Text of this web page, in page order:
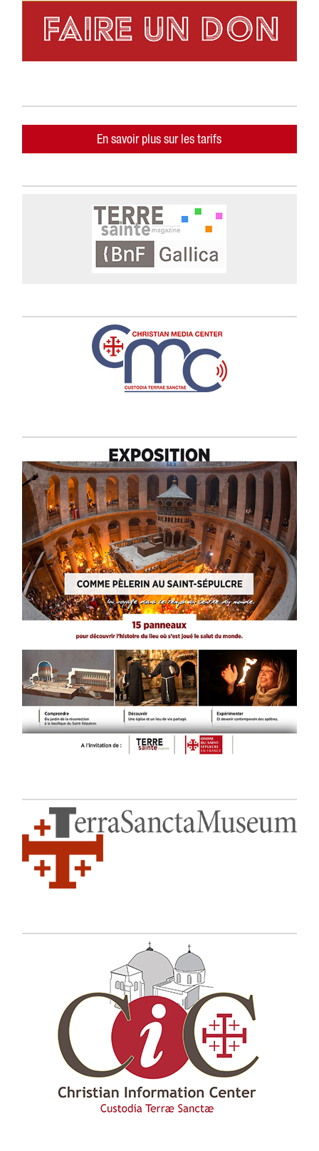
En savoir plus sur les tarifs